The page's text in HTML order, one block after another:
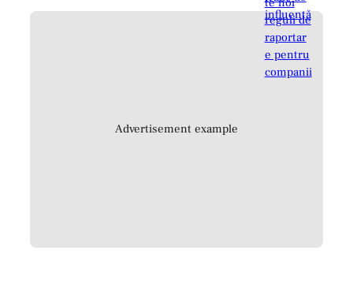
Advertisement example